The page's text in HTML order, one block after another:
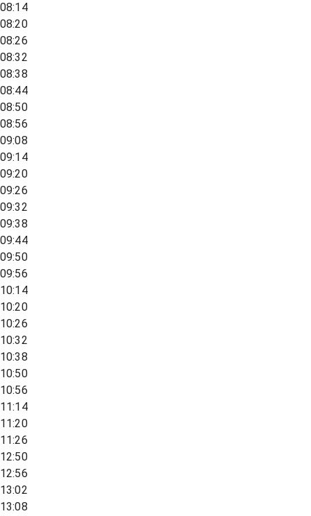
08:14
08:20
08:26
08:32
08:38
08:44
08:50
08:56
09:08
09:14
09:20
09:26
09:32
09:38
09:44
09:50
09:56
10:14
10:20
10:26
10:32
10:38
10:50
10:56
11:14
11:20
11:26
12:50
12:56
13:02
13:08